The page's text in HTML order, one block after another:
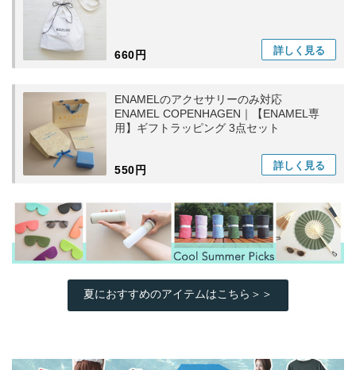
660円 詳しく 見る
ENAMELのアクセサリーのみ対応
ENAMEL COPENHAGEN｜【ENAMEL専
用】ギフトラッピング 3点セット
550円 詳しく 見る
夏におすすめのアイテムはこちら＞＞